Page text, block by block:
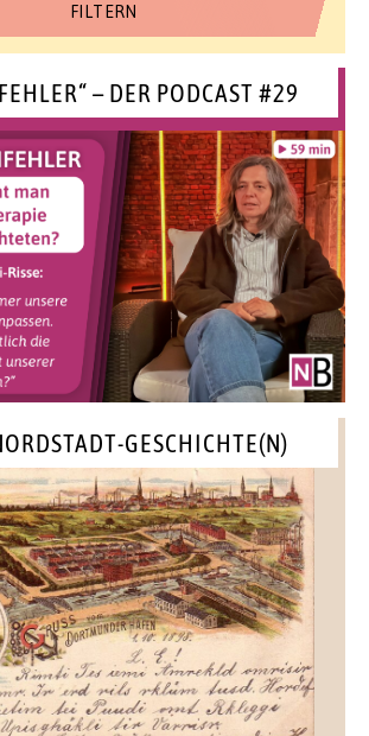
– DER PODCAST #29
GESCHICHTE(N)